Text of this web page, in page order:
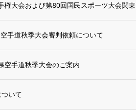
権大会および第80回国民スポーツ大会関
手道秋季大会審判依頼について
空手道秋季大会のご案内
いて